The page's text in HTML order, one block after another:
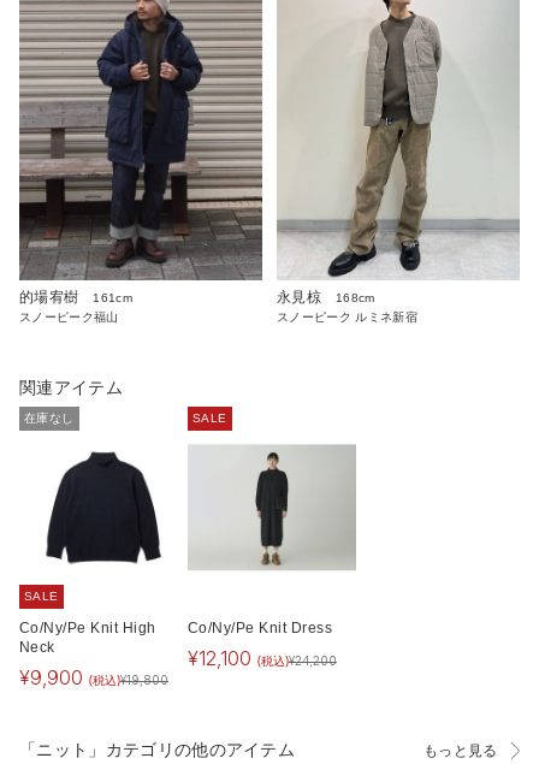
的場宥樹
161cm
スノーピーク福山
永見椋
168cm
スノーピーク ルミネ新宿
関連アイテム
在庫なし
SALE
Co/Ny/Pe Knit High
Neck
¥9,900 (税込)¥19,800
SALE
Co/Ny/Pe Knit Dress
¥12,100 (税込)¥24,200
「ニット」カテゴリの他のアイテム もっと見る